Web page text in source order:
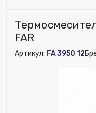
Бренд:
Глубина (мм):
Рабочее давление,
Исключить из
FAR
Артикул: FA 3950 12